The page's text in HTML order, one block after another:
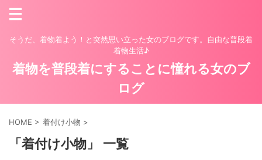
そうだ、着物着よう！と突然思い立った女のブログです。自由な普段着
着物生活♪
着物を普段着にすることに憧れる女のブ
ログ
HOME > 着付け小物 >
「着付け小物」 一覧